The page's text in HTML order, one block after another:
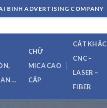
BINH ADVERTISING COMPANY
…
CHỮ
MICA CAO
CẤP
CẮT KHẮC
CNC –
LASER –
FIBER